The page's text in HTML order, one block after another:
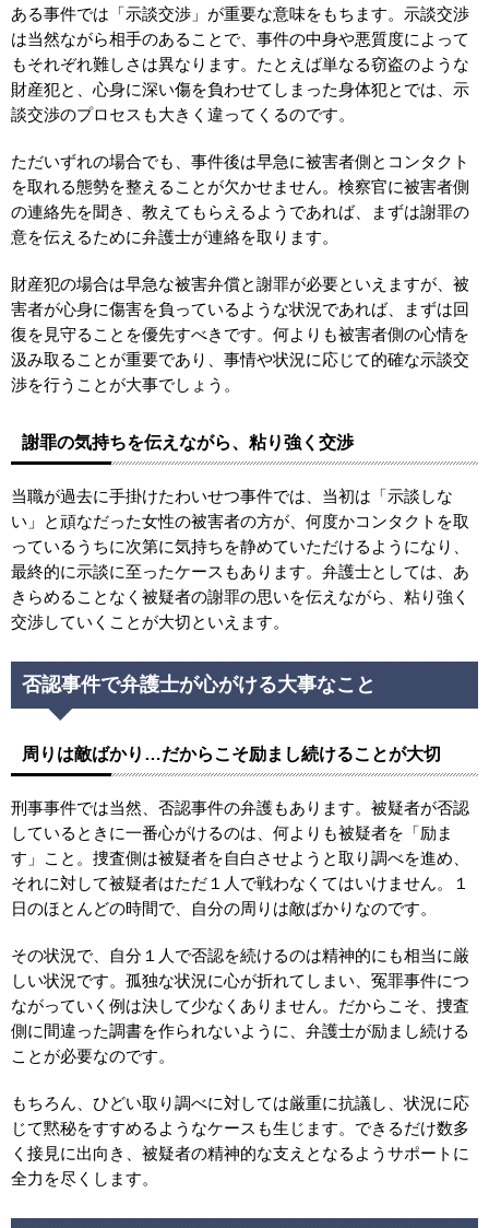
ある事件では「示談交渉」が重要な意味をもちます。示談交渉
は当然ながら相手のあることで、事件の中身や悪質度によって
もそれぞれ難しさは異なります。たとえば単なる窃盗のような
財産犯と、心身に深い傷を負わせてしまった身体犯とでは、示
談交渉のプロセスも大きく違ってくるのです。
ただいずれの場合でも、事件後は早急に被害者側とコンタクト
を取れる態勢を整えることが欠かせません。検察官に被害者側
の連絡先を聞き、教えてもらえるようであれば、まずは謝罪の
意を伝えるために弁護士が連絡を取ります。
財産犯の場合は早急な被害弁償と謝罪が必要といえますが、被
害者が心身に傷害を負っているような状況であれば、まずは回
復を見守ることを優先すべきです。何よりも被害者側の心情を
汲み取ることが重要であり、事情や状況に応じて的確な示談交
渉を行うことが大事でしょう。
謝罪の気持ちを伝えながら、粘り強く交渉
当職が過去に手掛けたわいせつ事件では、当初は「示談しな
い」と頑なだった女性の被害者の方が、何度かコンタクトを取
っているうちに次第に気持ちを静めていただけるようになり、
最終的に示談に至ったケースもあります。弁護士としては、あ
きらめることなく被疑者の謝罪の思いを伝えながら、粘り強く
交渉していくことが大切といえます。
否認事件で弁護士が心がける大事なこと
周りは敵ばかり…だからこそ励まし続けることが大切
刑事事件では当然、否認事件の弁護もあります。被疑者が否認
しているときに一番心がけるのは、何よりも被疑者を「励ま
す」こと。捜査側は被疑者を自白させようと取り調べを進め、
それに対して被疑者はただ１人で戦わなくてはいけません。１
日のほとんどの時間で、自分の周りは敵ばかりなのです。
その状況で、自分１人で否認を続けるのは精神的にも相当に厳
しい状況です。孤独な状況に心が折れてしまい、冤罪事件につ
ながっていく例は決して少なくありません。だからこそ、捜査
側に間違った調書を作られないように、弁護士が励まし続ける
ことが必要なのです。
もちろん、ひどい取り調べに対しては厳重に抗議し、状況に応
じて黙秘をすすめるようなケースも生じます。できるだけ数多
く接見に出向き、被疑者の精神的な支えとなるようサポートに
全力を尽くします。